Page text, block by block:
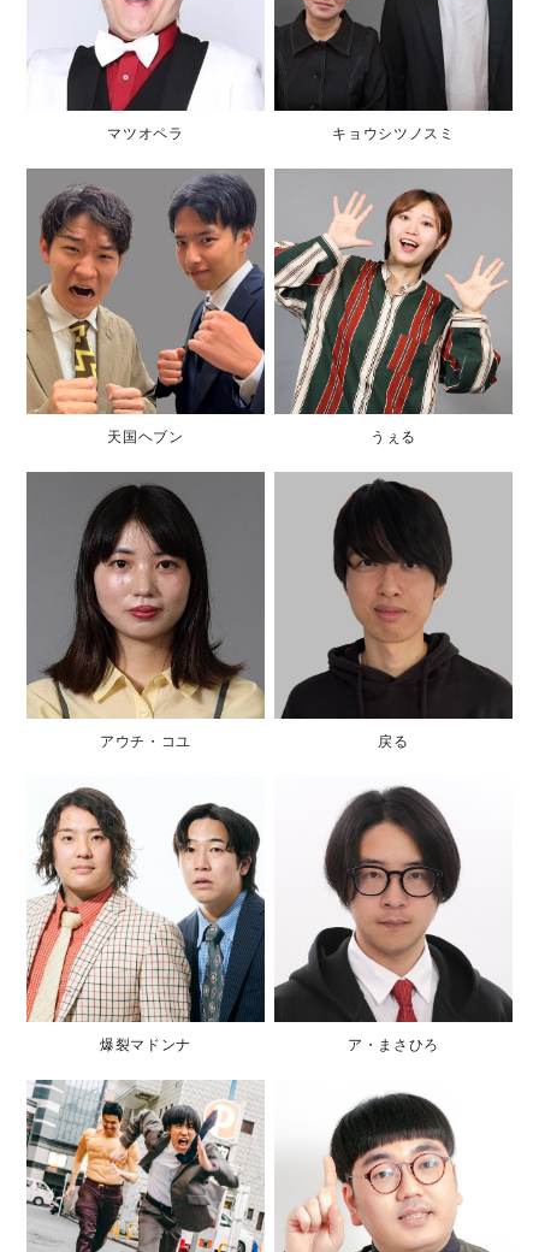
マツオペラ キョウシツノスミ
天国ヘブン うぇる
アウチ・コユ 戻る
爆裂マドンナ ア・まさひろ